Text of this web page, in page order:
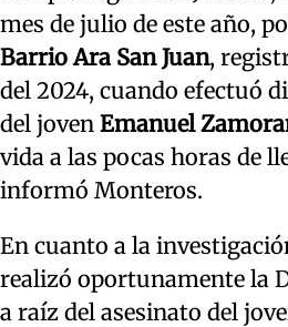
mes de julio de este año,
Barrio Ara San Juan,
del 2024, cuando efectuó
del joven Emanuel
vida a las pocas horas de
informó Monteros.
En cuanto a la
realizó oportunamente la
a raíz del asesinato del